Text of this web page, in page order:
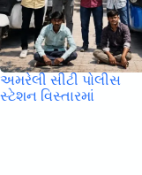
અમરેલી સીટી પોલીસ
સ્ટેશન વિસ્તારમાં